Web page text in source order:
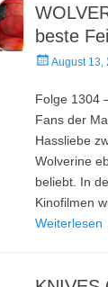
beste
Veröffentlicht
August 13,
Folge 1304
Fans der
Hassliebe
Wolverine
beliebt. In
Kinofilmen
Weiterlesen